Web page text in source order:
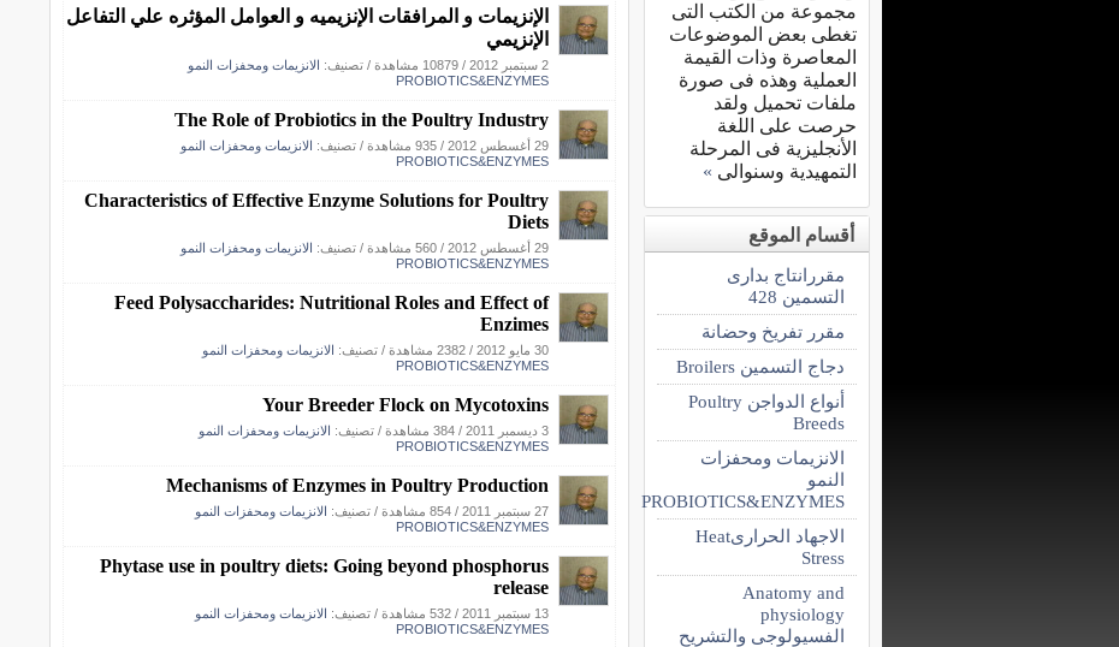
الإنزيمات و المرافقات الإنزيميه و العوامل المؤثره علي التفاعل
الإنزيمي
2 سبتمبر 2012 / 10879 مشاهدة / تصنيف: الانزيمات ومحفزات النمو
PROBIOTICS&ENZYMES
The Role of Probiotics in the Poultry Industry
29 أغسطس 2012 / 935 مشاهدة / تصنيف: الانزيمات ومحفزات النمو
PROBIOTICS&ENZYMES
Characteristics of Effective Enzyme Solutions for Poultry
Diets
29 أغسطس 2012 / 560 مشاهدة / تصنيف: الانزيمات ومحفزات النمو
PROBIOTICS&ENZYMES
Feed Polysaccharides: Nutritional Roles and Effect of
Enzimes
30 مايو 2012 / 2382 مشاهدة / تصنيف: الانزيمات ومحفزات النمو
PROBIOTICS&ENZYMES
Your Breeder Flock on Mycotoxins
3 ديسمبر 2011 / 384 مشاهدة / تصنيف: الانزيمات ومحفزات النمو
PROBIOTICS&ENZYMES
Mechanisms of Enzymes in Poultry Production
27 سبتمبر 2011 / 854 مشاهدة / تصنيف: الانزيمات ومحفزات النمو
PROBIOTICS&ENZYMES
Phytase use in poultry diets: Going beyond phosphorus
release
13 سبتمبر 2011 / 532 مشاهدة / تصنيف: الانزيمات ومحفزات النمو
PROBIOTICS&ENZYMES
مجموعة من الكتب التى
تغطى بعض الموضوعات
المعاصرة وذات القيمة
العملية وهذه فى صورة
ملفات تحميل ولقد
حرصت على اللغة
الأنجليزية فى المرحلة
التمهيدية وسنوالى »
أقسام الموقع
مقررانتاج بدارى
التسمين 428
مقرر تفريخ وحضانة
دجاج التسمين Broilers
أنواع الدواجن Poultry
Breeds
الانزيمات ومحفزات
النمو
PROBIOTICS&ENZYMES
الاجهاد الحرارىHeat
Stress
Anatomy and
physiology
الفسيولوجى والتشريح